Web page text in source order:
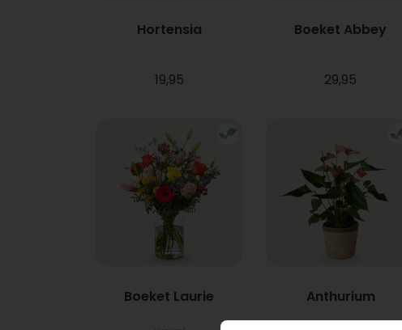
Hortensia
19,95
Boeket Abbey
29,95
Boeket Laurie Anthurium